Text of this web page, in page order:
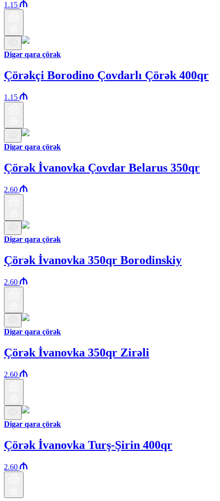
1.15
Digər qara çörək
Çörəkçi Borodino Çovdarlı Çörək 400qr
1.15
Digər qara çörək
Çörək İvanovka Çovdar Belarus 350qr
2.60
Digər qara çörək
Çörək İvanovka 350qr Borodinskiy
2.60
Digər qara çörək
Çörək İvanovka 350qr Zirəli
2.60
Digər qara çörək
Çörək İvanovka Turş-Şirin 400qr
2.60